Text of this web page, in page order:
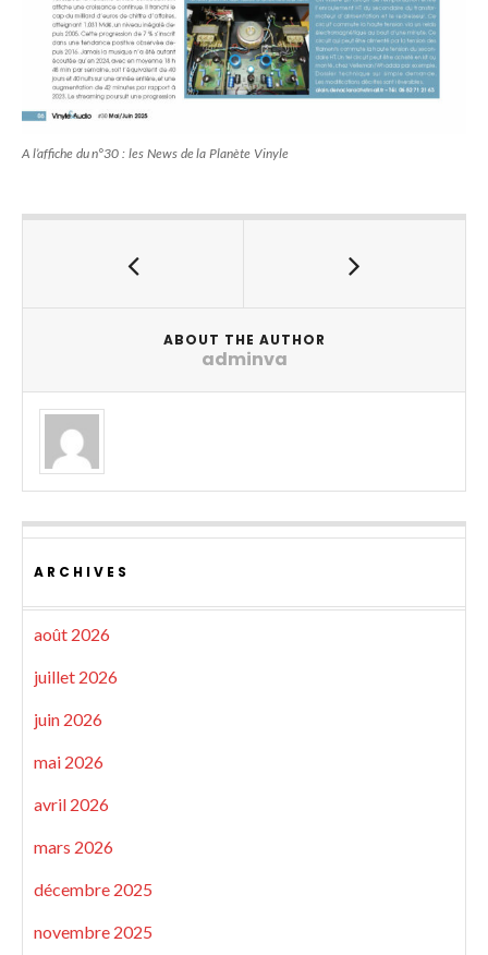
A l’affiche du n°30 : les News de la Planète Vinyle
ABOUT THE AUTHOR
adminva
ARCHIVES
août 2026
juillet 2026
juin 2026
mai 2026
avril 2026
mars 2026
décembre 2025
novembre 2025